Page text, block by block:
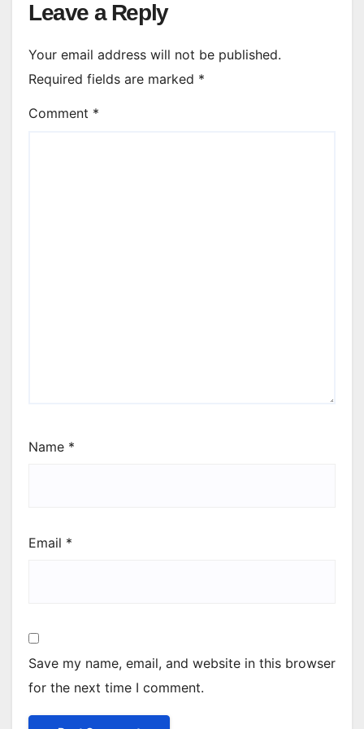
Leave a Reply
Your email address will not be published.
Required fields are marked *
Comment *
Name *
Email *
Save my name, email, and website in this browser
for the next time I comment.